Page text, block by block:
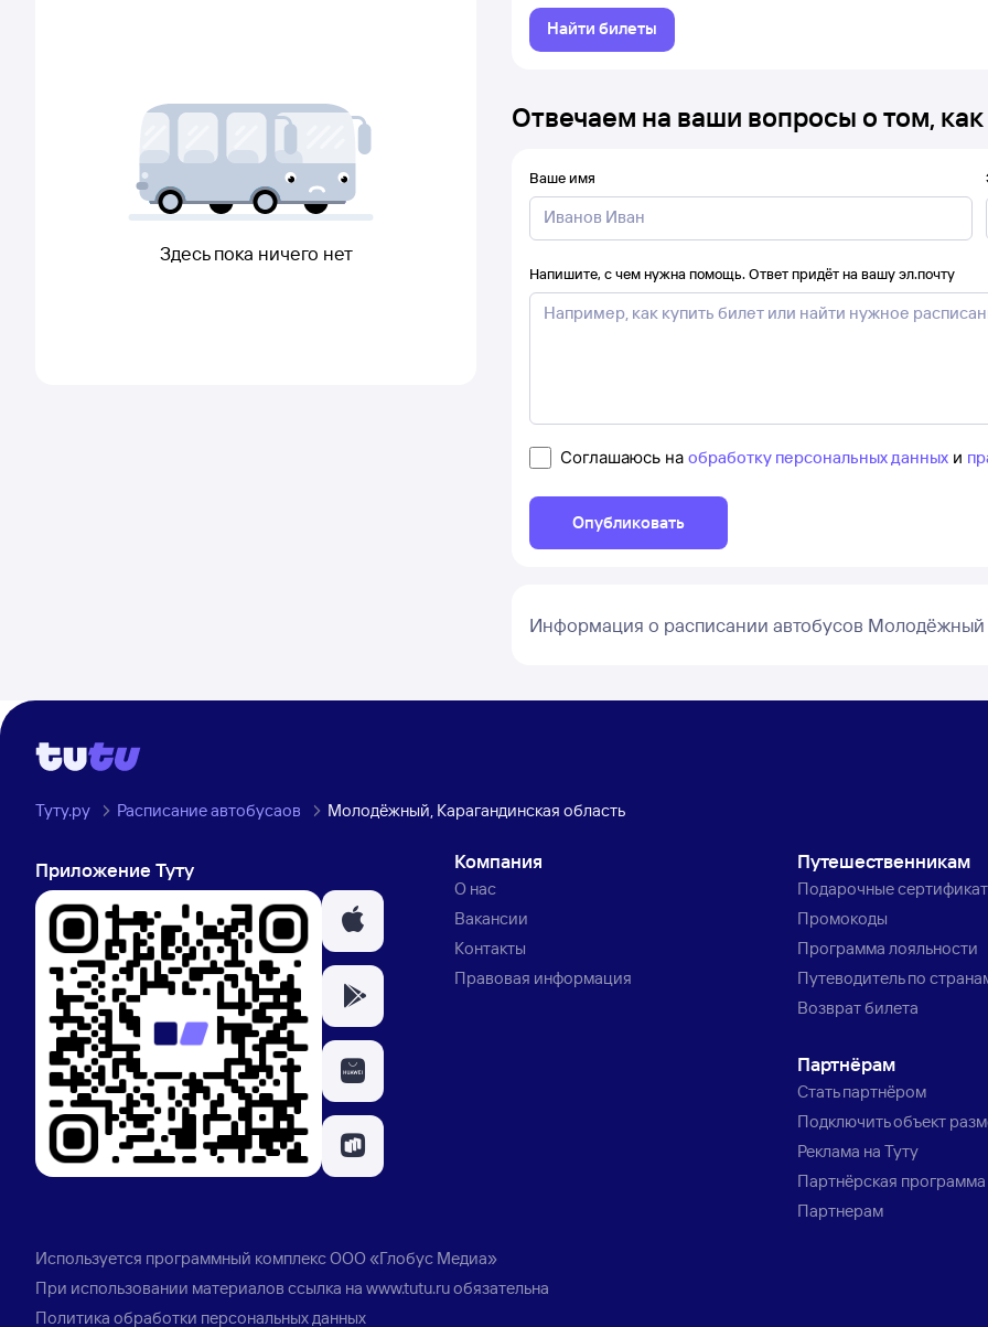
Найти билеты
Отвечаем на ваши вопросы о том, как
Ваше имя
Напишите, с чем нужна помощь. Ответ придёт на вашу эл.почту
Соглашаюсь на обработку персональных данных и
Опубликовать
Информация о расписании автобусов Молодёжный
Здесь пока ничего нет
Туту.ру Расписание автобусаов Молодёжный, Карагандинская область
Приложение Туту Компания
О нас
Вакансии
Контакты
Правовая информация
Путешественникам
Подарочные
Промокоды
Программа лояльности
Путеводитель по
Возврат билета
Партнёрам
Стать партнёром
Подключить объект
Реклама на Туту
Партнёрская программа
Партнерам
Используется программный комплексООО «Глобус Медиа»
При использовании материалов ссылка на www.tutu.ruобязательна
Политика обработки персональных данных